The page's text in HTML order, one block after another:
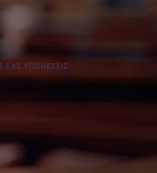
ΣΑΣ ΥΠΟΘΕΣΕΙΣ